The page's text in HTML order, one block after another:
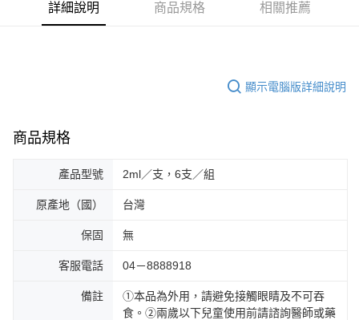
詳細說明 商品規格 相關推薦
顯示電腦版詳細說明
商品規格
產品型號 2ml／支，6支／組
原產地（國） 台灣
保固 無
客服電話 04－8888918
備註
①本品為外用，請避免接觸眼睛及不可吞
食。②兩歲以下兒童使用前請諮詢醫師或藥